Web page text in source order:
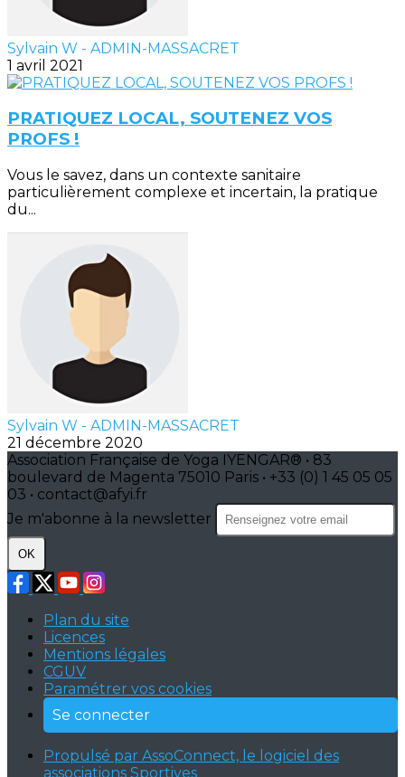
Sylvain W - ADMIN-MASSACRET
1 avril 2021
PRATIQUEZ LOCAL, SOUTENEZ VOS
PROFS !
Vous le savez, dans un contexte sanitaire
particulièrement complexe et incertain, la pratique
du...
Sylvain W - ADMIN-MASSACRET
21 décembre 2020
Association Française de Yoga IYENGAR® • 83
boulevard de Magenta 75010 Paris • +33 (0) 1 45 05 05
03 • contact@afyi.fr
Je m'abonne à la newsletter
OK
Plan du site
Licences
Mentions légales
CGUV
Paramétrer vos cookies
Se connecter
Propulsé par AssoConnect, le logiciel des
associations Sportives